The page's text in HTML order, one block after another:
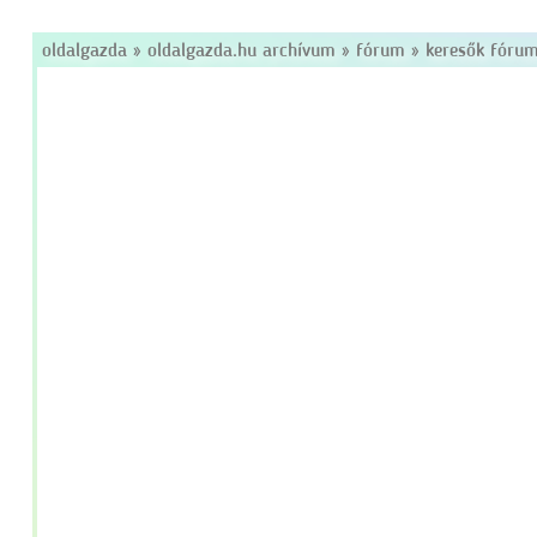
oldalgazda » oldalgazda.hu archívum » fórum » keresők